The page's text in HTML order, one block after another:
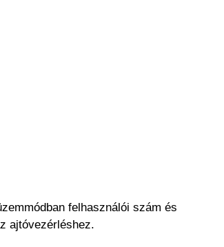
felhasználói szám és
ajtóvezérléshez.